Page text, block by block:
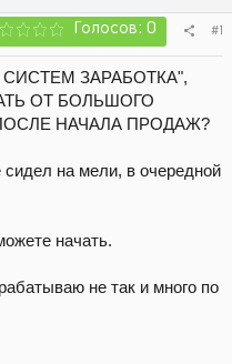
Голосов: 0 #1
ЗАРАБОТКА",
ОТ БОЛЬШОГО
НАЧАЛА ПРОДАЖ?
на мели, в очередной
начать.
не так и много по